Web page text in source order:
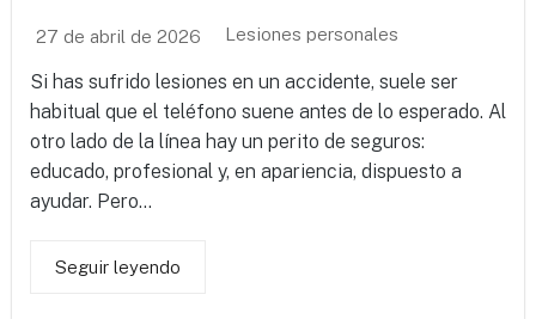
27 de abril de 2026 Lesiones personales
Si has sufrido lesiones en un accidente, suele ser
habitual que el teléfono suene antes de lo esperado. Al
otro lado de la línea hay un perito de seguros:
educado, profesional y, en apariencia, dispuesto a
ayudar. Pero...
Seguir leyendo